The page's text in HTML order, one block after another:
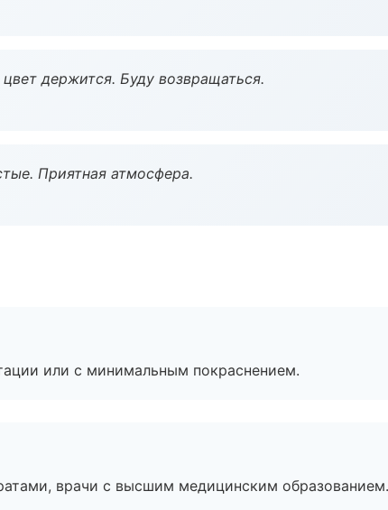
держится. Буду возвращаться.
Приятная атмосфера.
или с минимальным покраснением.
врачи с высшим медицинским образованием.